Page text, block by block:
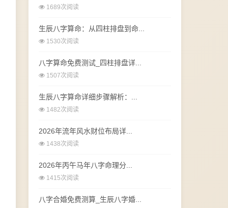
1689次阅读
生辰八字算命：从四柱排盘到命...
1530次阅读
八字算命免费测试_四柱排盘详...
1507次阅读
生辰八字算命详细步骤解析：...
1482次阅读
2026年流年风水财位布局详...
1438次阅读
2026年丙午马年八字命理分...
1415次阅读
八字合婚免费测算_生辰八字婚...